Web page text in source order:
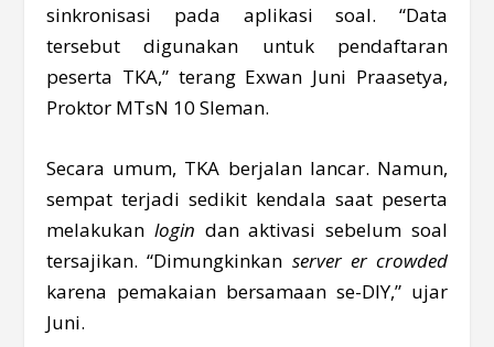
sinkronisasi pada aplikasi soal. “Data
tersebut digunakan untuk pendaftaran
peserta TKA,” terang Exwan Juni Praasetya,
Proktor MTsN 10 Sleman.
Secara umum, TKA berjalan lancar. Namun,
sempat terjadi sedikit kendala saat peserta
melakukanlogin dan aktivasi sebelum soal
tersajikan. “Dimungkinkan server er crowded
karena pemakaian bersamaan se-DIY,” ujar
Juni.